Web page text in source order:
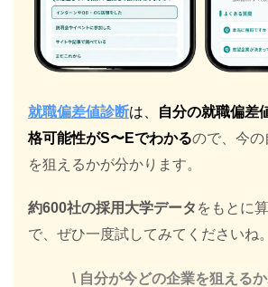
就職偏差値診断は、
自分の就職偏差
格可能性がS〜Eでわかるので、今の
を狙えるかが分かります。
約600社の採用大学データ をもとに
で、ぜひ一度試してみてくださいね
\ 自分が今どの企業を狙える